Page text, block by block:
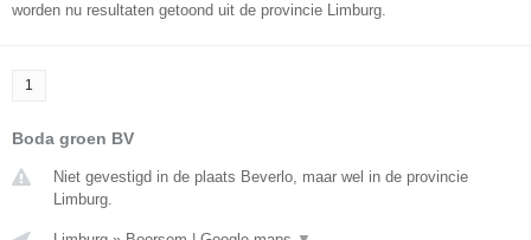
worden nu resultaten getoond uit de provincie Limburg.
1
Boda groen BV
Niet gevestigd in de plaats Beverlo, maar wel in de provincie
Limburg.